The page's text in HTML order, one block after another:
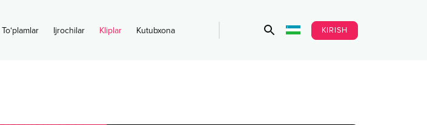
To‘plamlar Ijrochilar Kliplar Kutubxona KIRISH